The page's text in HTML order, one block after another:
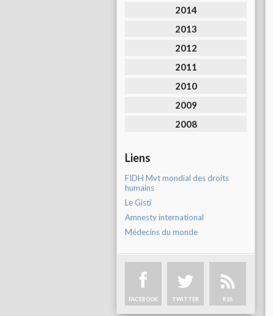
2014
2013
2012
2011
2010
2009
2008
Liens
FIDH Mvt mondial des droits
humains
Le Gisti
Amnesty international
Médecins du monde
FACEBOOK TWITTER RSS